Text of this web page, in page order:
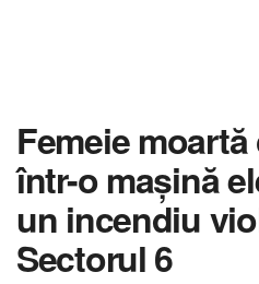
Femeie
într-o mașină
un incendiu
Sectorul 6